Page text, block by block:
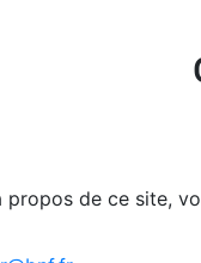
propos de ce site,